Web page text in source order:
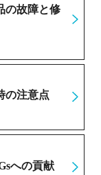
の故障と修
の注意点
への貢献